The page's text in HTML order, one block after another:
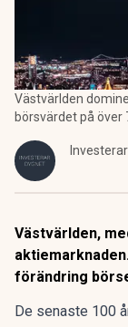
Västvärlden
börsvärdet på över
Västvärlden,
förändring
De senaste 100